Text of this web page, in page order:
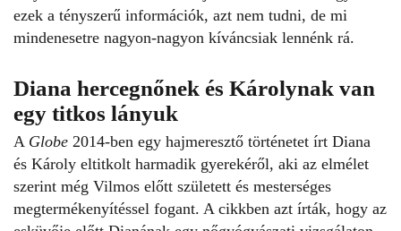
ezek a tényszerű információk, azt nem tudni, de mi
mindenesetre nagyon-nagyon kíváncsiak lennénk rá.
Diana hercegnőnek és Károlynak van
egy titkos lányuk
A Globe 2014-ben egy hajmeresztő történetet írt Diana
és Károly eltitkolt harmadik gyerekéről, aki az elmélet
szerint még Vilmos előtt született és mesterséges
megtermékenyítéssel fogant. A cikkben azt írták, hogy az